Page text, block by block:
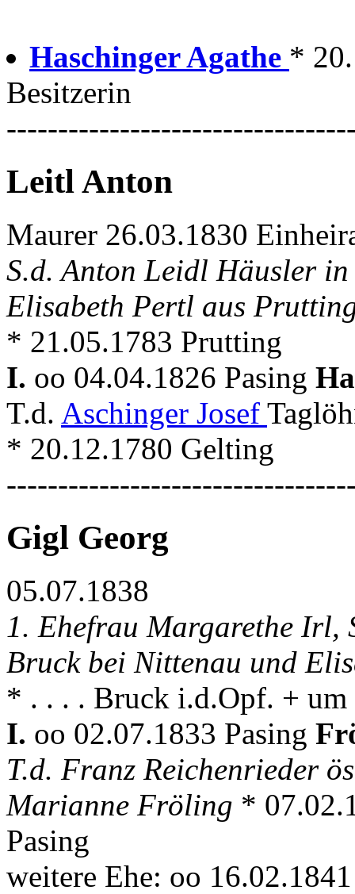
Haschinger Agathe *
Besitzerin
Leitl Anton
Maurer 26.03.1830
S.d. Anton Leidl Häusler
Elisabeth Pertl aus
* 21.05.1783 Prutting
I. oo 04.04.1826 Pasing
T.d. Aschinger Josef
* 20.12.1780 Gelting
Gigl Georg
05.07.1838
1. Ehefrau Margarethe Irl,
Bruck bei Nittenau und
* . . . . Bruck i.d.Opf. + um
I. oo 02.07.1833 Pasing
T.d. Franz Reichenrieder
Marianne Fröling *
Pasing
weitere Ehe: oo